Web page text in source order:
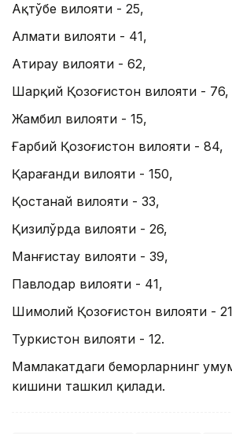
Ақтўбе вилояти - 25,
Алмати вилояти - 41,
Атирау вилояти - 62,
Шарқий Қозоғистон вилояти - 76,
Жамбил вилояти - 15,
Ғарбий Қозоғистон вилояти - 84,
Қарағанди вилояти - 150,
Қостанай вилояти - 33,
Қизилўрда вилояти - 26,
Манғистау вилояти - 39,
Павлодар вилояти - 41,
Шимолий Қозоғистон вилояти -
Туркистон вилояти - 12.
Мамлакатдаги беморларнинг
кишини ташкил қилади.